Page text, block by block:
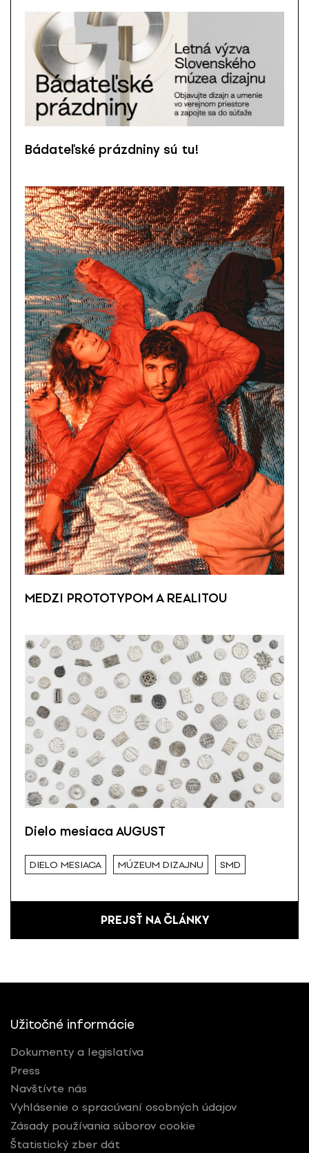
Bádateľské prázdniny sú tu!
MEDZI PROTOTYPOM A REALITOU
Dielo mesiaca AUGUST
DIELO MESIACA MÚZEUM DIZAJNU SMD
PREJSŤ NA ČLÁNKY
Užitočné informácie
Dokumenty a legislatíva
Press
Navštívte nás
Vyhlásenie o spracúvaní osobných údajov
Zásady používania súborov cookie
Štatistický zber dát